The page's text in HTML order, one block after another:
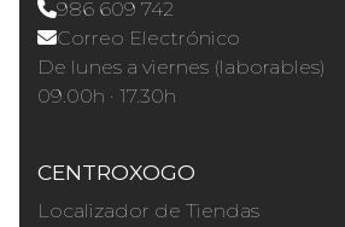
986 609 742
Correo Electrónico
De lunes a viernes (laborables)
09.00h · 17.30h
CENTROXOGO
Localizador de Tiendas